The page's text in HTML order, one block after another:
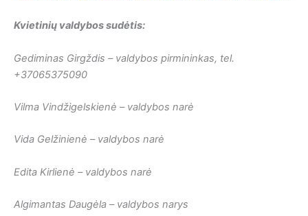
Kvietinių valdybos sudėtis:
Gediminas Girgždis – valdybos pirmininkas, tel.
+37065375090
Vilma Vindžigelskienė – valdybos narė
Vida Gelžinienė – valdybos narė
Edita Kirlienė – valdybos narė
Algimantas Daugėla – valdybos narys